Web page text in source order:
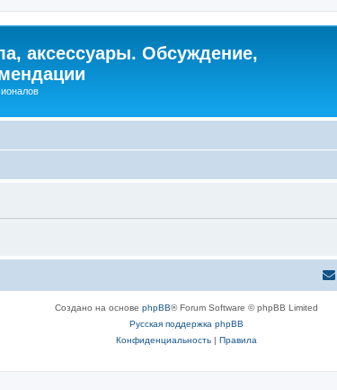
аксессуары. Обсуждение,
Создано на основе phpBB® Forum Software © phpBB Limited
Русская поддержка phpBB
Конфиденциальность| Правила